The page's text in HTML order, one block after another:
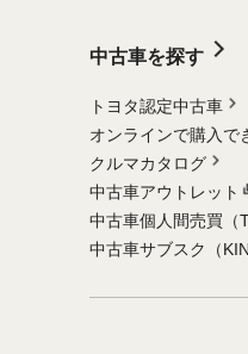
中古車を探す
トヨタ認定中古車
オンラインで購入で
クルマカタログ
中古車アウトレット
中古車個人間売買（
中古車サブスク（